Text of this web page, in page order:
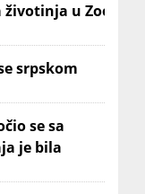
u Zoo
srpskom
se sa
je bila